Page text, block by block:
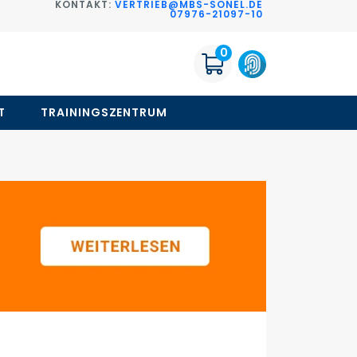
KONTAKT: VERTRIEB@MBS-SONEL.DE
07976-21097-10
0
TRAININGSZENTRUM